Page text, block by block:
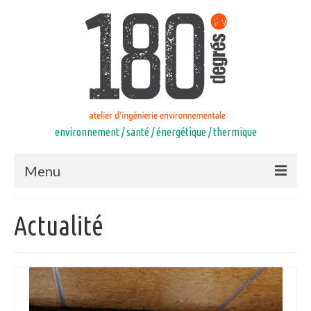
environnement / santé / énergétique / thermique
Menu
Compétences
Equipe
Références
Actualité